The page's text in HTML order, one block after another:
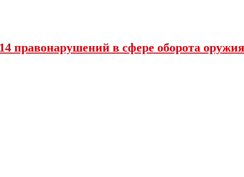
правонарушений в сфере оборота оружия